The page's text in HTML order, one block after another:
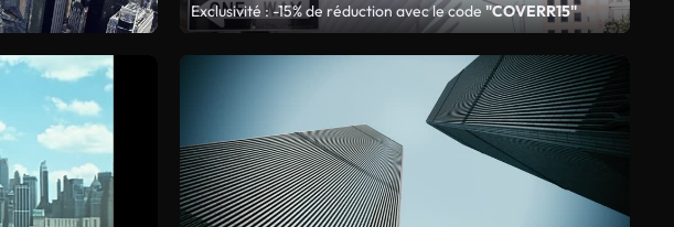
Exclusivité : -15% de réduction avec le code"COVERR15"